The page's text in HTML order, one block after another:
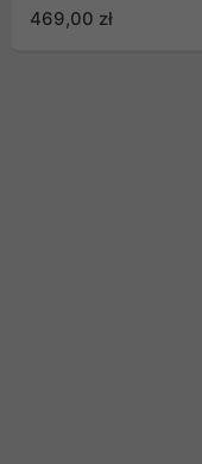
fotowoltaicznych, łodzi
469,00 zł